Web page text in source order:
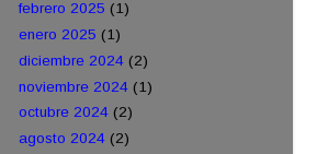
febrero 2025 (1)
enero 2025 (1)
diciembre 2024 (2)
noviembre 2024 (1)
octubre 2024 (2)
agosto 2024 (2)